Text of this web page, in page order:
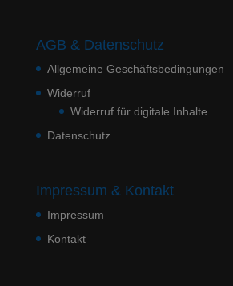
AGB & Datenschutz
Allgemeine Geschäftsbedingungen
Widerruf
Widerruf für digitale Inhalte
Datenschutz
Impressum & Kontakt
Impressum
Kontakt